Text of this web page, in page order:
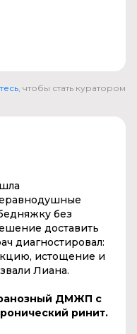
, чтобы стать куратором
без
доставить
диагностировал:
истощение и
Лиана.
ДМЖП с
ринит.